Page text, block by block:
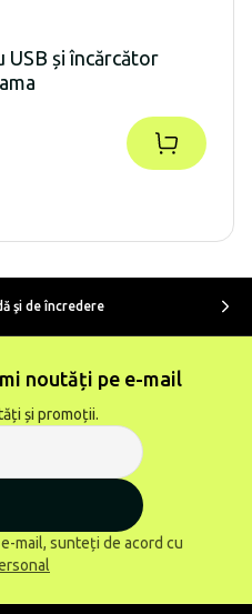
USB și încărcător
şi de încredere
noutăți pe e-mail
și promoții.
mail, sunteți de acord cu